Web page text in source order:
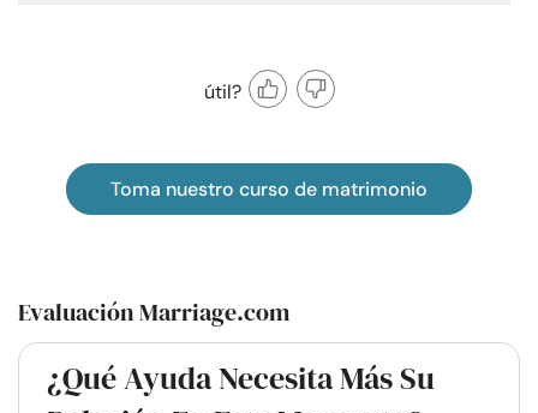
útil?
Toma nuestro curso de matrimonio
Evaluación Marriage.com
¿Qué Ayuda Necesita Más Su